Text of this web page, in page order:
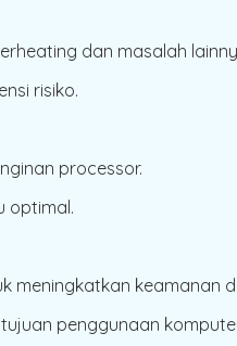
dan masalah
risiko.
processor.
optimal.
meningkatkan keamanan
penggunaan